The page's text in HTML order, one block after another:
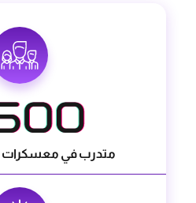
متدرب في معسكرات